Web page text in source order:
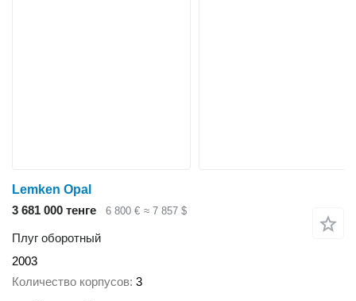
Lemken Opal
3 681 000 тенге
6 800 € ≈ 7 857 $
Плуг оборотный
2003
Количество корпусов 3